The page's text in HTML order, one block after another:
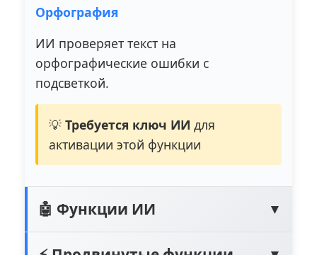
Орфография
ИИ проверяет текст на
орфографические ошибки с
подсветкой.
💡 Требуется ключ ИИ для
активации этой функции
🤖 Функции ИИ ▼